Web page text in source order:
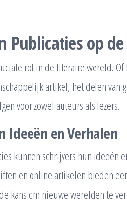
Publicaties op
rol in de literaire wereld. Of
artikel, het delen van
voor zowel auteurs als lezers.
Ideeën en Verhalen
kunnen schrijvers hun ideeën
en online artikelen bieden
kans om nieuwe werelden te